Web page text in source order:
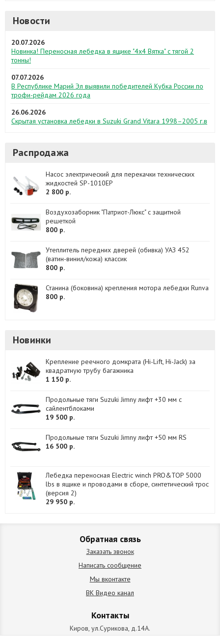
Новости
20.07.2026
Новинка! Переносная лебедка в ящике "4х4 Вятка" с тягой 2
тонны!
07.07.2026
В Республике Марий Эл выявили победителей Кубка России по
трофи-рейдам 2026 года
26.06.2026
Скрытая установка лебедки в Suzuki Grand Vitara 1998–2005 г.в
Распродажа
Насос электрический для перекачки технических
жидкостей SP-1010EP
2 800 р.
Воздухозаборник "Патриот-Люкс" с защитной
решеткой
800 р.
Утеплитель передних дверей (обивка) УАЗ 452
(ватин-винил/кожа) классик
800 р.
Станина (боковина) крепления мотора лебедки Runva
800 р.
Новинки
Крепление реечного домкрата (Hi-Lift, Hi-Jack) за
квадратную трубу багажника
1 150 р.
Продольные тяги Suzuki Jimny лифт +30 мм с
сайлентблоками
19 500 р.
Продольные тяги Suzuki Jimny лифт +50 мм RS
16 500 р.
Лебедка переносная Electric winch PRO&TOP 5000
lbs в ящике и проводами в сборе, синтетический трос
(версия 2)
29 950 р.
Обратная связь
Заказать звонок
Написать сообщение
Мы вконтакте
ВК Видео канал
Контакты
Киров, ул.Сурикова, д.14А.